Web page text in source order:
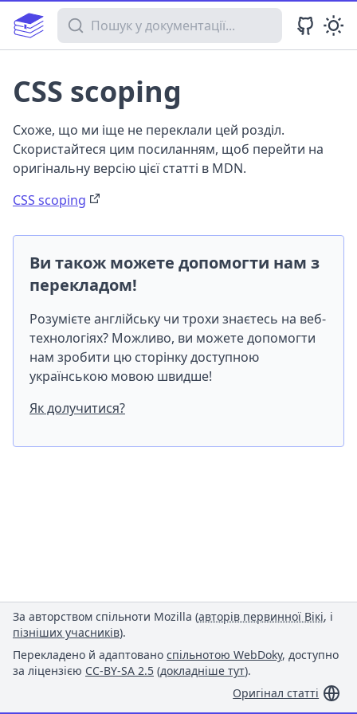
Пошук у документації
CSS scoping
Схоже, що ми іще не переклали цей розділ.
Скористайтеся цим посиланням, щоб перейти на
оригінальну версію цієї статті в MDN.
CSS scoping
Ви також можете допомогти нам з
перекладом!
Розумієте англійську чи трохи знаєтесь на веб-
технологіях? Можливо, ви можете допомогти
нам зробити цю сторінку доступною
українською мовою швидше!
Як долучитися?
За авторством спільноти Mozilla (авторів первинної Вікі, і
пізніших учасників).
Перекладено й адаптовано спільнотою WebDoky, доступно
за ліцензією CC-BY-SA 2.5 (докладніше тут).
Оригінал статті